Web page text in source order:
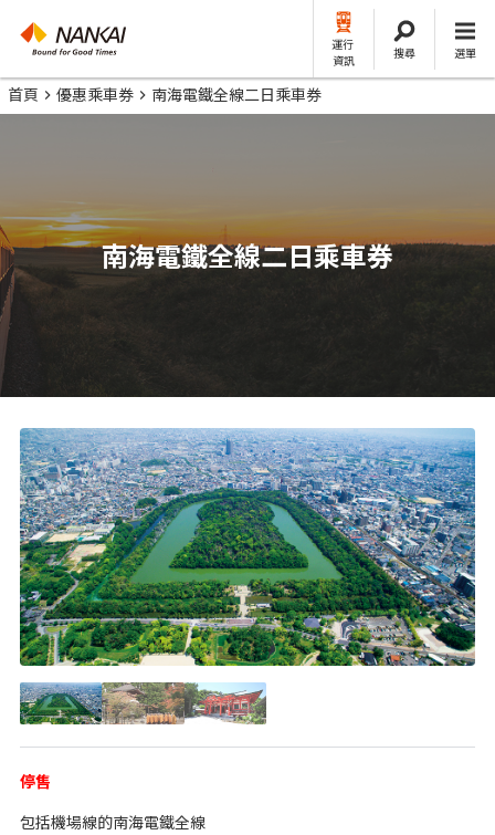
運行
資訊
搜尋 選單
首頁 優惠乘車券 南海電鐵全線二日乘車券
南海電鐵全線二日乘車券
停售
包括機場線的南海電鐵全線